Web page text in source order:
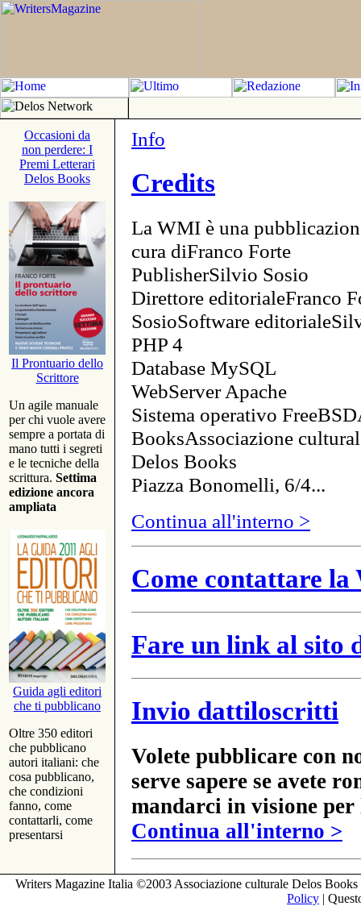
Occasioni da
non perdere: I
Premi Letterari
Delos Books
Il Prontuario dello
Scrittore
Un agile manuale
per chi vuole avere
sempre a portata di
mano tutti i segreti
e le tecniche della
scrittura. Settima
edizione ancora
ampliata
Guida agli editori
che ti pubblicano
Oltre 350 editori
che pubblicano
autori italiani: che
cosa pubblicano,
che condizioni
fanno, come
contattarli, come
presentarsi
Info
Credits
La WMI è una
cura diFranco Forte
PublisherSilvio Sosio
Direttore editorialeFranco
SosioSoftware
PHP 4
Database MySQL
WebServer Apache
Sistema operativo
BooksAssociazione
Delos Books
Piazza Bonomelli, 6/4...
Continua all'interno >
Come contattare
Fare un link al sito
Invio dattiloscritti
Volete pubblicare con
serve sapere se avete
mandarci in visione
Continua all'interno >
Writers Magazine Italia ©2003 Associazione culturale Delos
Policy |